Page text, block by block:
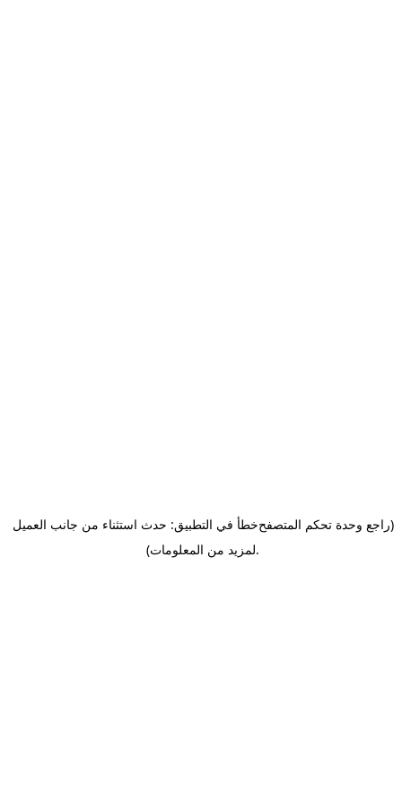
خطأ في التطبيق: حدث استثناء من جانب العميل(راجع وحدة تحكم المتصفح
لمزيد من المعلومات).